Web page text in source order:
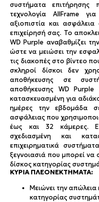
συστήματα επιτήρησης
τεχνολογία AllFrame
αξιοπιστία και
επιχείρησή σας. Το
WD Purple αναβαθμίζει
ώστε να μειώσει την
τις διακοπές στο βίντεο
σκληροί δίσκοι δεν
αποθήκευσης σε
αποθήκευσης WD Purple
κατασκευασμένη για
ημέρες την εβδομάδα
ασφάλειας που
έως και 32 κάμερες.
σχεδιασμένη και
επιχειρηματικά
ξεγνοιασιά που μπορεί
δίσκος κατηγορίας
ΚΎΡΙΑ ΠΛΕΟΝΕΚΤΉΜΑΤΑ:
Μειώνει την
κατηγορίας